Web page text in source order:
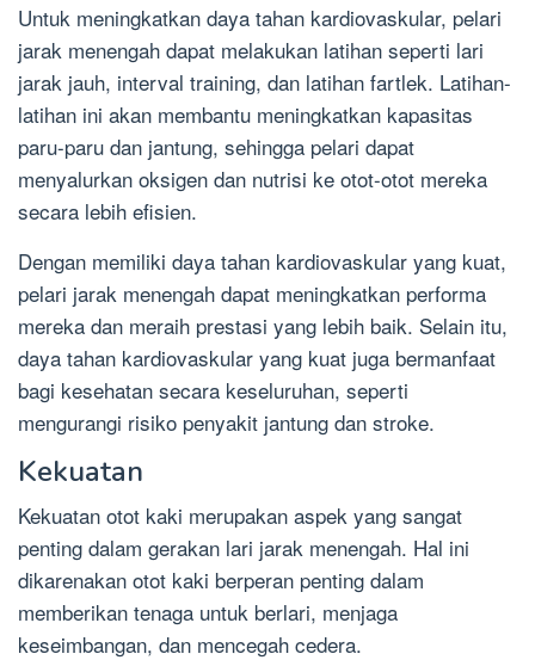
Untuk meningkatkan daya tahan kardiovaskular, pelari
jarak menengah dapat melakukan latihan seperti lari
jarak jauh, interval training, dan latihan fartlek. Latihan-
latihan ini akan membantu meningkatkan kapasitas
paru-paru dan jantung, sehingga pelari dapat
menyalurkan oksigen dan nutrisi ke otot-otot mereka
secara lebih efisien.
Dengan memiliki daya tahan kardiovaskular yang kuat,
pelari jarak menengah dapat meningkatkan performa
mereka dan meraih prestasi yang lebih baik. Selain itu,
daya tahan kardiovaskular yang kuat juga bermanfaat
bagi kesehatan secara keseluruhan, seperti
mengurangi risiko penyakit jantung dan stroke.
Kekuatan
Kekuatan otot kaki merupakan aspek yang sangat
penting dalam gerakan lari jarak menengah. Hal ini
dikarenakan otot kaki berperan penting dalam
memberikan tenaga untuk berlari, menjaga
keseimbangan, dan mencegah cedera.